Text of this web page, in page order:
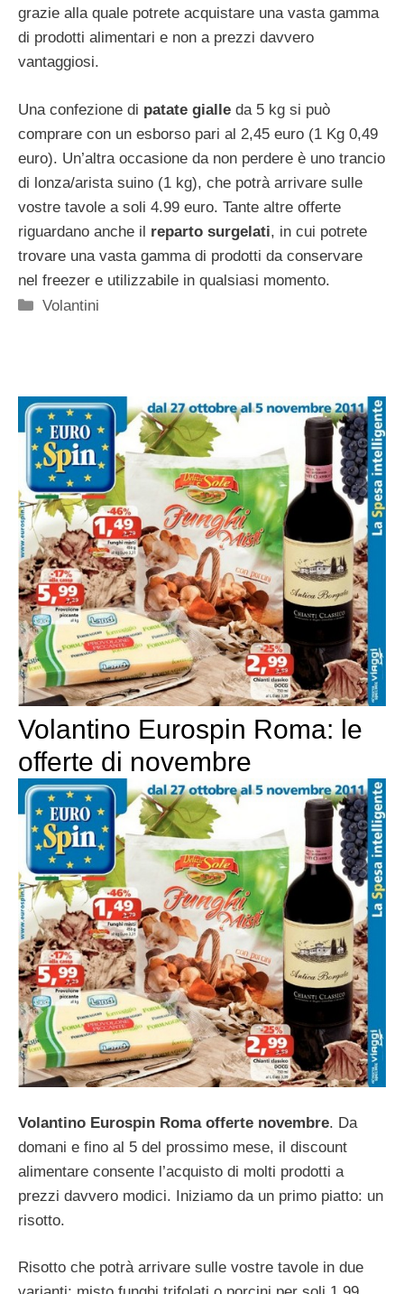
grazie alla quale potrete acquistare una vasta gamma
di prodotti alimentari e non a prezzi davvero
vantaggiosi.
Una confezione di patate gialle da 5 kg si può
comprare con un esborso pari al 2,45 euro (1 Kg 0,49
euro). Un’altra occasione da non perdere è uno trancio
di lonza/arista suino (1 kg), che potrà arrivare sulle
vostre tavole a soli 4.99 euro. Tante altre offerte
riguardano anche il reparto surgelati, in cui potrete
trovare una vasta gamma di prodotti da conservare
nel freezer e utilizzabile in qualsiasi momento.
Categorie
Volantini
Volantino Eurospin Roma: le
offerte di novembre
Volantino Eurospin Roma offerte novembre. Da
domani e fino al 5 del prossimo mese, il discount
alimentare consente l’acquisto di molti prodotti a
prezzi davvero modici. Iniziamo da un primo piatto: un
risotto.
Risotto che potrà arrivare sulle vostre tavole in due